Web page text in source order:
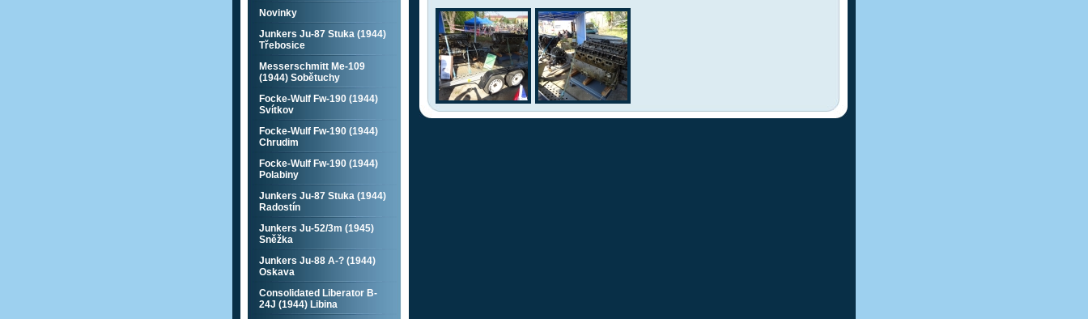
Novinky
Junkers Ju-87 Stuka (1944)
Třebosice
Messerschmitt Me-109
(1944) Sobětuchy
Focke-Wulf Fw-190 (1944)
Svítkov
Focke-Wulf Fw-190 (1944)
Chrudim
Focke-Wulf Fw-190 (1944)
Polabiny
Junkers Ju-87 Stuka (1944)
Radostín
Junkers Ju-52/3m (1945)
Sněžka
Junkers Ju-88 A-? (1944)
Oskava
Consolidated Liberator B-
24J (1944) Libina